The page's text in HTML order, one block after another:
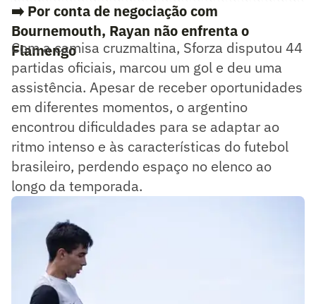
➡️ Por conta de negociação com
Bournemouth, Rayan não enfrenta o
Flamengo
Com a camisa cruzmaltina, Sforza disputou 44
partidas oficiais, marcou um gol e deu uma
assistência. Apesar de receber oportunidades
em diferentes momentos, o argentino
encontrou dificuldades para se adaptar ao
ritmo intenso e às características do futebol
brasileiro, perdendo espaço no elenco ao
longo da temporada.